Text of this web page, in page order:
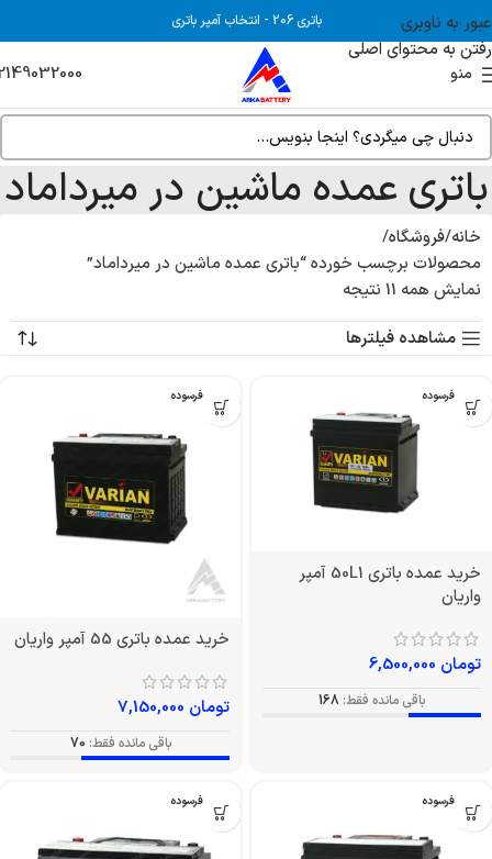
عبور به ناوبری
رفتن به محتوای اصلی
باتری 206 - انتخاب آمپر باتری
منو
باتری عمده ماشین در میرداماد
خانه فروشگاه
محصولات برچسب خورده “باتری عمده ماشین در میرداماد”
نمایش همه 11 نتیجه
مشاهده فیلترها
بدون فرسوده
خرید عمده باتری 50L1 آمپر
واریان
تومان
باقی مانده فقط: 168
بدون فرسوده
خرید عمده باتری 55 آمپر واریان
تومان
باقی مانده فقط: 70
بدون فرسوده بدون فرسوده